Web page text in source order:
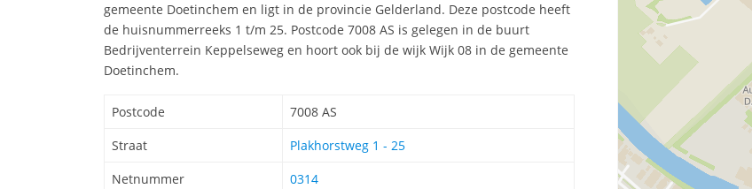
gemeente Doetinchem en ligt in de provincie Gelderland. Deze postcode heeft
de huisnummerreeks 1 t/m 25. Postcode 7008 AS is gelegen in de buurt
Bedrijventerrein Keppelseweg en hoort ook bij de wijk Wijk 08 in de gemeente
Doetinchem.
Postcode
7008 AS
Straat
Plakhorstweg 1 - 25
Netnummer
0314